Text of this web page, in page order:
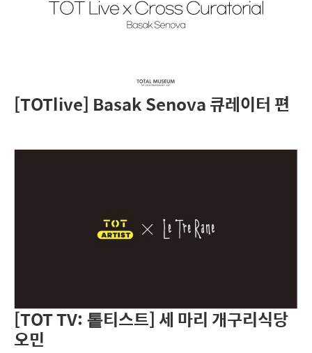
[TOTlive] Basak Senova 큐레이터 편
[TOT TV: 톹티스트] 세 마리 개구리식당
오민